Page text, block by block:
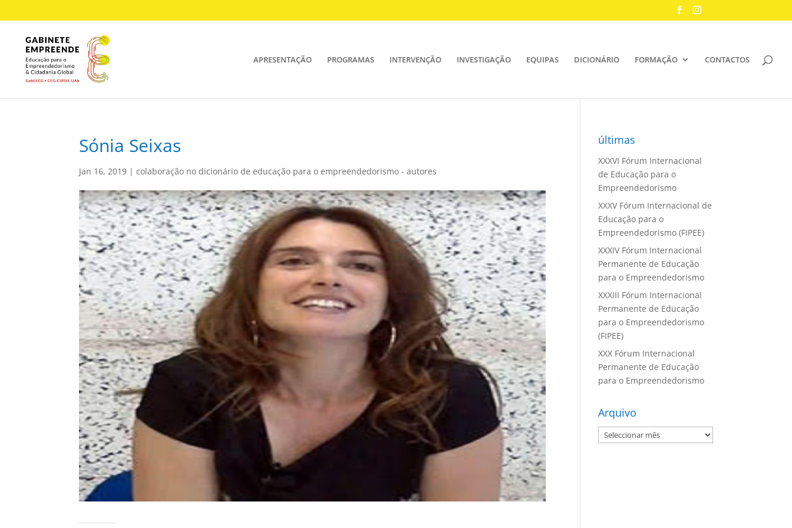
APRESENTAÇÃO PROGRAMAS INTERVENÇÃO INVESTIGAÇÃO EQUIPAS DICIONÁRIO FORMAÇÃO CONTACTOS
Sónia Seixas
Jan 16, 2019 |colaboração no dicionário de educação para o empreendedorismo - autores
últimas
XXXVI Fórum Internacional
de Educação para o
Empreendedorismo
XXXV Fórum Internacional de
Educação para o
Empreendedorismo (FIPEE)
XXXIV Fórum Internacional
Permanente de Educação
para o Empreendedorismo
XXXIII Fórum Internacional
Permanente de Educação
para o Empreendedorismo
(FIPEE)
XXX Fórum Internacional
Permanente de Educação
para o Empreendedorismo
Arquivo
Arquivo